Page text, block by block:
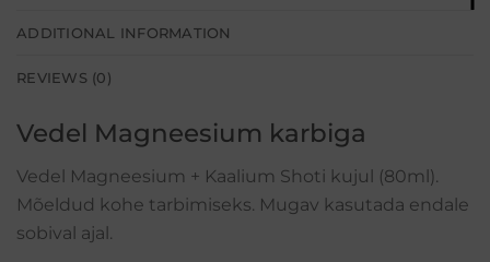
ADDITIONAL INFORMATION
REVIEWS (0)
Vedel Magneesium karbiga
Vedel Magneesium + Kaalium Shoti kujul (80ml).
Mõeldud kohe tarbimiseks. Mugav kasutada endale
sobival ajal.